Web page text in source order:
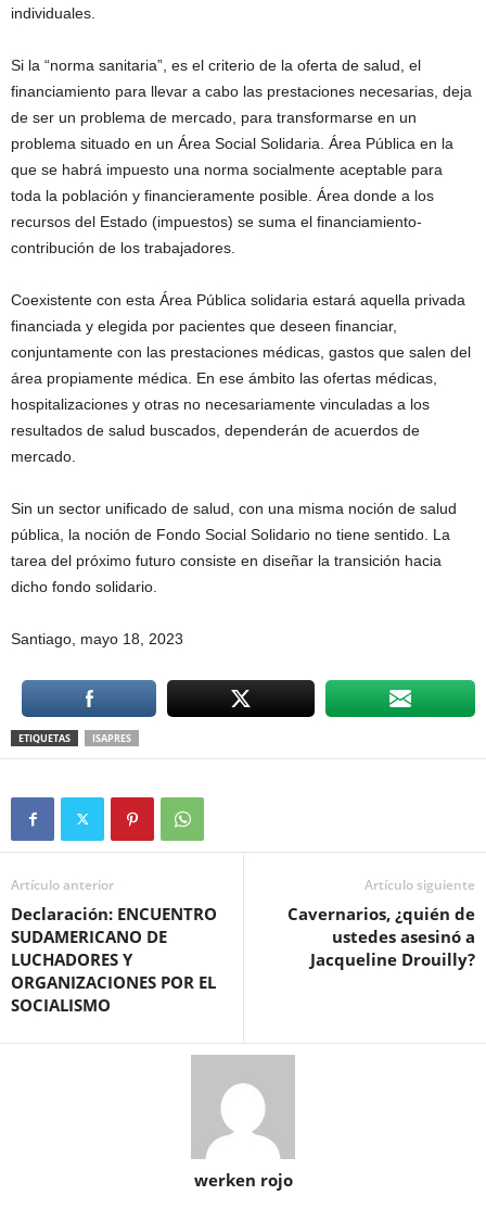
individuales.
Si la “norma sanitaria”, es el criterio de la oferta de salud, el
financiamiento para llevar a cabo las prestaciones necesarias, deja
de ser un problema de mercado, para transformarse en un
problema situado en un Área Social Solidaria. Área Pública en la
que se habrá impuesto una norma socialmente aceptable para
toda la población y financieramente posible. Área donde a los
recursos del Estado (impuestos) se suma el financiamiento-
contribución de los trabajadores.
Coexistente con esta Área Pública solidaria estará aquella privada
financiada y elegida por pacientes que deseen financiar,
conjuntamente con las prestaciones médicas, gastos que salen del
área propiamente médica. En ese ámbito las ofertas médicas,
hospitalizaciones y otras no necesariamente vinculadas a los
resultados de salud buscados, dependerán de acuerdos de
mercado.
Sin un sector unificado de salud, con una misma noción de salud
pública, la noción de Fondo Social Solidario no tiene sentido. La
tarea del próximo futuro consiste en diseñar la transición hacia
dicho fondo solidario.
Santiago, mayo 18, 2023
ETIQUETAS ISAPRES
Artículo anterior
Declaración: ENCUENTRO
SUDAMERICANO DE
LUCHADORES Y
ORGANIZACIONES POR EL
SOCIALISMO
Artículo siguiente
Cavernarios, ¿quién de
ustedes asesinó a
Jacqueline Drouilly?
werken rojo